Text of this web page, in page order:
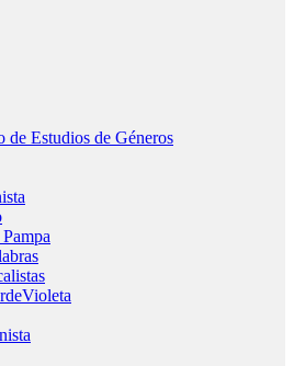
Estudios de Géneros